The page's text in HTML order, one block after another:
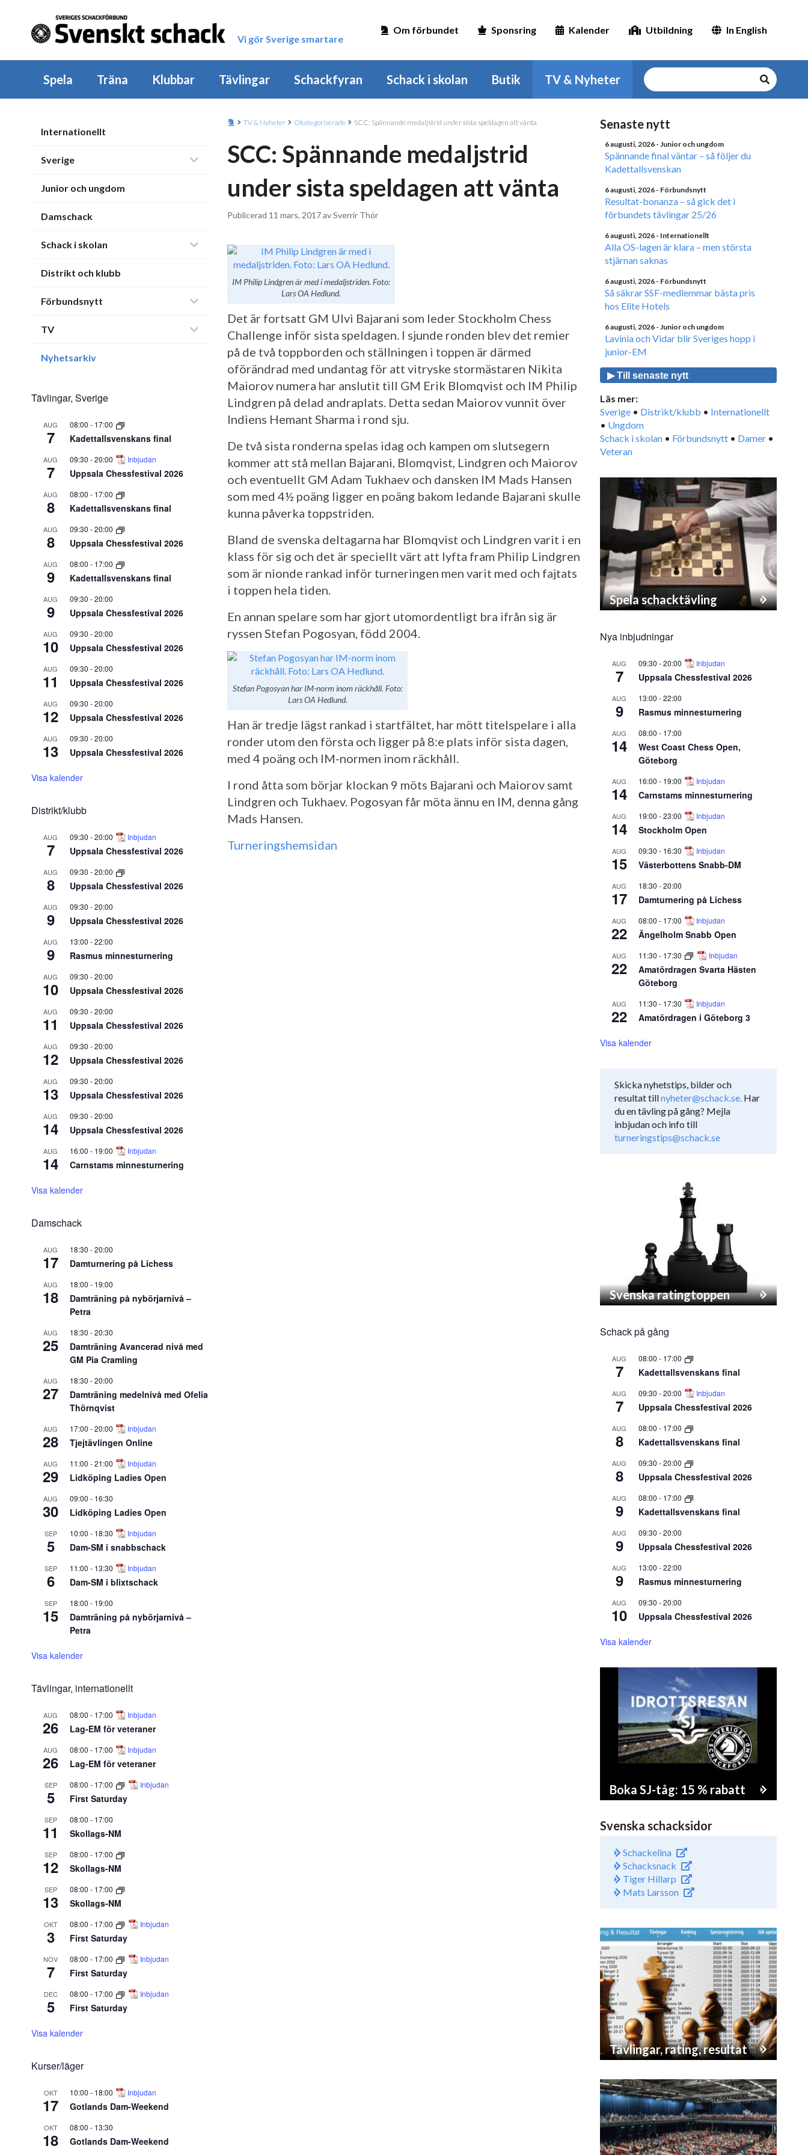
Vi gör Sverige smartare
Om förbundet Sponsring Kalender Utbildning In English
Spela Träna Klubbar Tävlingar Schackfyran Schack i skolan Butik TV & Nyheter
Internationellt
Sverige
Junior och ungdom
Damschack
Schack i skolan
Distrikt och klubb
Förbundsnytt
TV
Nyhetsarkiv
Tävlingar, Sverige
AUG
7
08:00 - 17:00
Kadettallsvenskans final
AUG
7
09:30 -20:00 Inbjudan
Uppsala Chessfestival 2026
AUG
8
08:00 - 17:00
Kadettallsvenskans final
AUG
8
09:30 -20:00
Uppsala Chessfestival 2026
AUG
9
08:00 - 17:00
Kadettallsvenskans final
AUG
9
09:30 -20:00
Uppsala Chessfestival 2026
AUG
10
09:30 -20:00
Uppsala Chessfestival 2026
AUG
11
09:30 -20:00
Uppsala Chessfestival 2026
AUG
12
09:30 -20:00
Uppsala Chessfestival 2026
AUG
13
09:30 -20:00
Uppsala Chessfestival 2026
Visa kalender
Distrikt/klubb
AUG
7
09:30 -20:00 Inbjudan
Uppsala Chessfestival 2026
AUG
8
09:30 -20:00
Uppsala Chessfestival 2026
AUG
9
09:30 -20:00
Uppsala Chessfestival 2026
AUG
9
13:00 -22:00
Rasmus minnesturnering
AUG
10
09:30 -20:00
Uppsala Chessfestival 2026
AUG
11
09:30 -20:00
Uppsala Chessfestival 2026
AUG
12
09:30 -20:00
Uppsala Chessfestival 2026
AUG
13
09:30 -20:00
Uppsala Chessfestival 2026
AUG
14
09:30 -20:00
Uppsala Chessfestival 2026
AUG
14
16:00 - 19:00 Inbjudan
Carnstams minnesturnering
Visa kalender
Damschack
AUG
17
18:30 -20:00
Damturnering på Lichess
AUG
18
18:00 - 19:00
Damträning på nybörjarnivå –
Petra
AUG
25
18:30 -20:30
Damträning Avancerad nivå med
GM Pia Cramling
AUG
27
18:30 -20:00
Damträning medelnivå med Ofelia
Thörnqvist
AUG
28
17:00 -20:00 Inbjudan
Tjejtävlingen Online
AUG
29
11:00 -21:00 Inbjudan
Lidköping Ladies Open
AUG
30
09:00 - 16:30
Lidköping Ladies Open
SEP
5
10:00 - 18:30 Inbjudan
Dam-SM i snabbschack
SEP
6
11:00 - 13:30 Inbjudan
Dam-SM i blixtschack
SEP
15
18:00 - 19:00
Damträning på nybörjarnivå –
Petra
Visa kalender
Tävlingar, internationellt
AUG
26
08:00 - 17:00 Inbjudan
Lag-EM för veteraner
AUG
26
08:00 - 17:00 Inbjudan
Lag-EM för veteraner
SEP
5
08:00 - 17:00 Inbjudan
First Saturday
SEP
11
08:00 - 17:00
Skollags-NM
SEP
12
08:00 - 17:00
Skollags-NM
SEP
13
08:00 - 17:00
Skollags-NM
OKT
3
08:00 - 17:00 Inbjudan
First Saturday
NOV
7
08:00 - 17:00 Inbjudan
First Saturday
DEC
5
08:00 - 17:00 Inbjudan
First Saturday
Visa kalender
Kurser/läger
OKT
17
10:00 - 18:00 Inbjudan
Gotlands Dam-Weekend
OKT
18
08:00 - 13:30
Gotlands Dam-Weekend
TV & Nyheter Okategoriserade SCC: Spännande medaljstrid under sista speldagen att vänta
SCC: Spännande medaljstrid
under sista speldagen att vänta
Publicerad 11 mars, 2017 av Sverrir Thór
IM Philip Lindgren är med i medaljstriden. Foto:
Lars OA Hedlund.
Det är fortsatt GM Ulvi Bajarani som leder Stockholm Chess
Challenge inför sista speldagen. I sjunde ronden blev det remier
på de två toppborden och ställningen i toppen är därmed
oförändrad med undantag för att vitryske stormästaren Nikita
Maiorov numera har anslutit till GM Erik Blomqvist och IM Philip
Lindgren på delad andraplats. Detta sedan Maiorov vunnit över
Indiens Hemant Sharma i rond sju.
De två sista ronderna spelas idag och kampen om slutsegern
kommer att stå mellan Bajarani, Blomqvist, Lindgren och Maiorov
och eventuellt GM Adam Tukhaev och dansken IM Mads Hansen
som med 4½ poäng ligger en poäng bakom ledande Bajarani skulle
kunna påverka toppstriden.
Bland de svenska deltagarna har Blomqvist och Lindgren varit i en
klass för sig och det är speciellt värt att lyfta fram Philip Lindgren
som är nionde rankad inför turneringen men varit med och fajtats
i toppen hela tiden.
En annan spelare som har gjort utomordentligt bra ifrån sig är
ryssen Stefan Pogosyan, född 2004.
Stefan Pogosyan har IM-norm inom räckhåll. Foto:
Lars OA Hedlund.
Han är tredje lägst rankad i startfältet, har mött titelspelare i alla
ronder utom den första och ligger på 8:e plats inför sista dagen,
med 4 poäng och IM-normen inom räckhåll.
I rond åtta som börjar klockan 9 möts Bajarani och Maiorov samt
Lindgren och Tukhaev. Pogosyan får möta ännu en IM, denna gång
Mads Hansen.
Turneringshemsidan
Senaste nytt
6 augusti, 2026 - Junior och ungdom
Spännande final väntar – så följer du
Kadettallsvenskan
6 augusti, 2026 - Förbundsnytt
Resultat-bonanza – så gick det i
förbundets tävlingar 25/26
6 augusti, 2026 - Internationellt
Alla OS-lagen är klara – men största
stjärnan saknas
6 augusti, 2026 - Förbundsnytt
Så säkrar SSF-medlemmar bästa pris
hos Elite Hotels
6 augusti, 2026 - Junior och ungdom
Lavinia och Vidar blir Sveriges hopp i
junior-EM
▶ Till senaste nytt
Läs mer:
Sverige • Distrikt/klubb • Internationellt
• Ungdom
Schack i skolan • Förbundsnytt • Damer •
Veteran
Spela schacktävling
Nya inbjudningar
AUG
7
09:30 -20:00 Inbjudan
Uppsala Chessfestival 2026
AUG
9
13:00 -22:00
Rasmus minnesturnering
AUG
14
08:00 - 17:00
West Coast Chess Open,
Göteborg
AUG
14
16:00 - 19:00 Inbjudan
Carnstams minnesturnering
AUG
14
19:00 -23:00 Inbjudan
Stockholm Open
AUG
15
09:30 - 16:30 Inbjudan
Västerbottens Snabb-DM
AUG
17
18:30 -20:00
Damturnering på Lichess
AUG
22
08:00 - 17:00 Inbjudan
Ängelholm Snabb Open
AUG
22
11:30 - 17:30 Inbjudan
Amatördragen Svarta Hästen
Göteborg
AUG
22
11:30 - 17:30 Inbjudan
Amatördragen i Göteborg 3
Visa kalender
Skicka nyhetstips, bilder och
resultat tillnyheter@schack.se. Har
du en tävling på gång? Mejla
inbjudan och info till
turneringstips@schack.se
Svenska ratingtoppen
Schack på gång
AUG
7
08:00 - 17:00
Kadettallsvenskans final
AUG
7
09:30 -20:00 Inbjudan
Uppsala Chessfestival 2026
AUG
8
08:00 - 17:00
Kadettallsvenskans final
AUG
8
09:30 -20:00
Uppsala Chessfestival 2026
AUG
9
08:00 - 17:00
Kadettallsvenskans final
AUG
9
09:30 -20:00
Uppsala Chessfestival 2026
AUG
9
13:00 -22:00
Rasmus minnesturnering
AUG
10
09:30 -20:00
Uppsala Chessfestival 2026
Visa kalender
Boka SJ-tåg: 15 % rabatt
Svenska schacksidor
Schackelina
Schacksnack
Tiger Hillarp
Mats Larsson
Tävlingar, rating, resultat